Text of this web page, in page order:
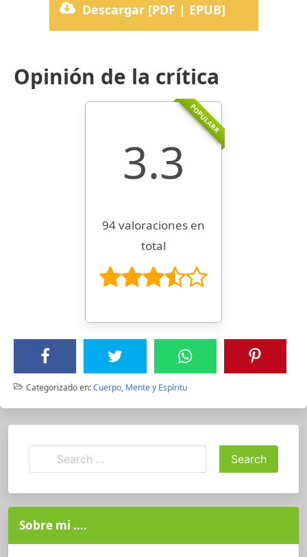
Descargar [PDF | EPUB]
Opinión de la crítica
POPULARR
3.3
94 valoraciones en
total
Categorizado en:Cuerpo, Mente y Espíritu
Sobre mi ….